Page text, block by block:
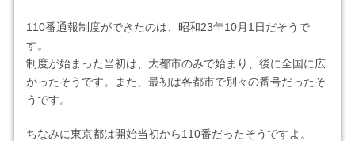
110番通報制度ができたのは、昭和23年10月1日だそうで
す。
制度が始まった当初は、大都市のみで始まり、後に全国に広
がったそうです。また、最初は各都市で別々の番号だったそ
うです。
ちなみに東京都は開始当初から110番だったそうですよ。